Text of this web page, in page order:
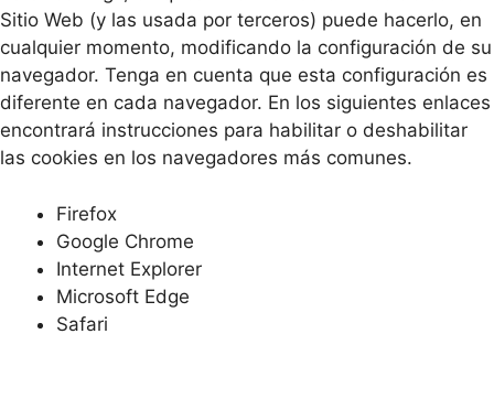
Sitio Web (y las usada por terceros) puede hacerlo, en
cualquier momento, modificando la configuración de su
navegador. Tenga en cuenta que esta configuración es
diferente en cada navegador. En los siguientes enlaces
encontrará instrucciones para habilitar o deshabilitar
las cookies en los navegadores más comunes.
Firefox
Google Chrome
Internet Explorer
Microsoft Edge
Safari